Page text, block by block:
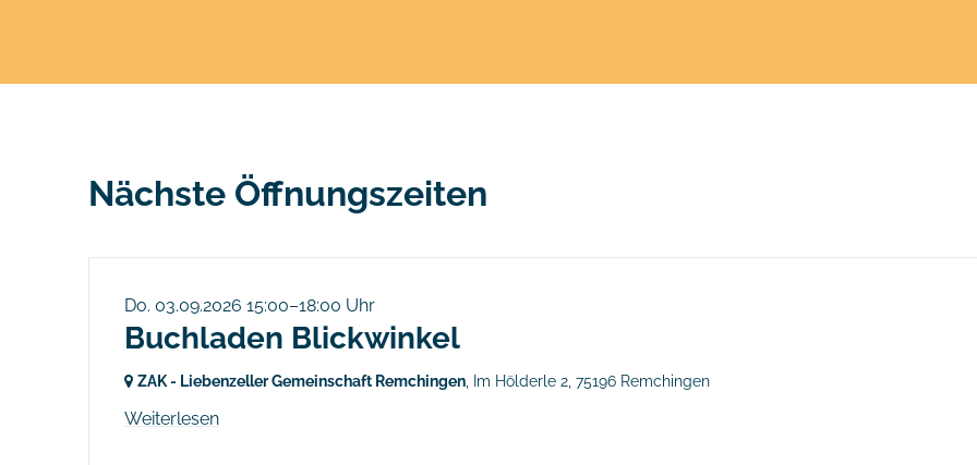
Nächste Öffnungszeiten
Do. 03.09.2026 15:00–18:00 Uhr
Buchladen Blickwinkel
ZAK - Liebenzeller Gemeinschaft Remchingen, Im Hölderle 2, 75196 Remchingen
Weiterlesen